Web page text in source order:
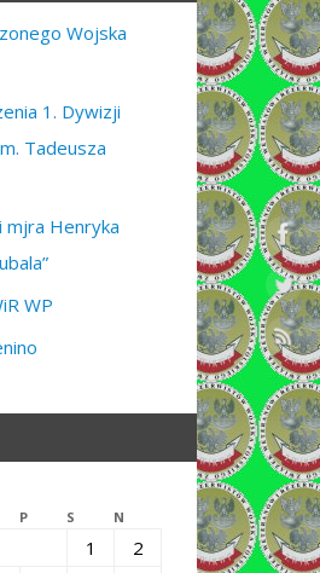
Wojska
1. Dywizji
Tadeusza
mjra Henryka
WP
P S N
1
2